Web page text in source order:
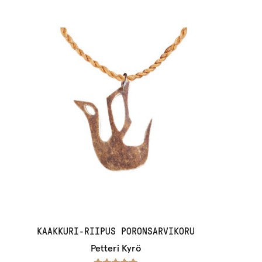
KAAKKURI-RIIPUS PORONSARVIKORU
Petteri Kyrö